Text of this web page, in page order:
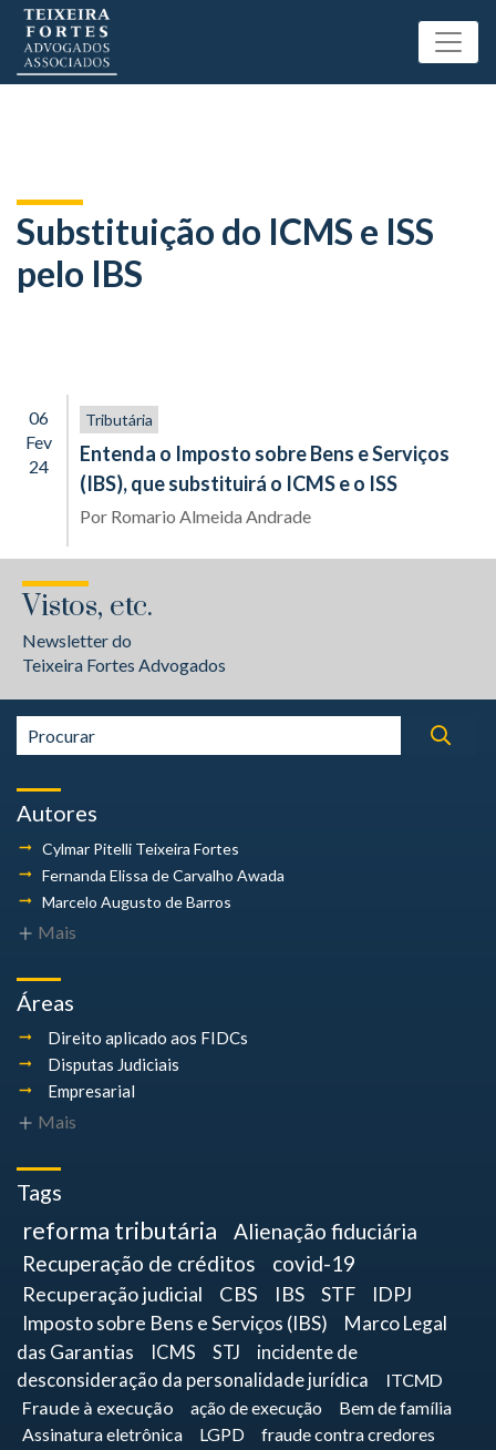
Substituição do ICMS e ISS
pelo IBS
06
Fev
24
Tributária
Entenda o Imposto sobre Bens e Serviços
(IBS), que substituirá o ICMS e o ISS
Por Romario Almeida Andrade
Vistos, etc.
Newsletter do
Teixeira Fortes Advogados
Autores
Cylmar Pitelli Teixeira Fortes
Fernanda Elissa de Carvalho Awada
Marcelo Augusto de Barros
Mais
Áreas
Direito aplicado aos FIDCs
Disputas Judiciais
Empresarial
Mais
Tags
reforma tributária
Alienação fiduciária
Recuperação de créditos
covid-19
Recuperação judicial CBS IBS STF
IDPJ
Imposto sobre Bens e Serviços (IBS)
Marco Legal
das Garantias
ICMS STJ
incidente de
desconsideração da personalidade jurídica
ITCMD
Fraude à execução
ação de execução
Bem de família
Assinatura eletrônica
LGPD fraude contra credores